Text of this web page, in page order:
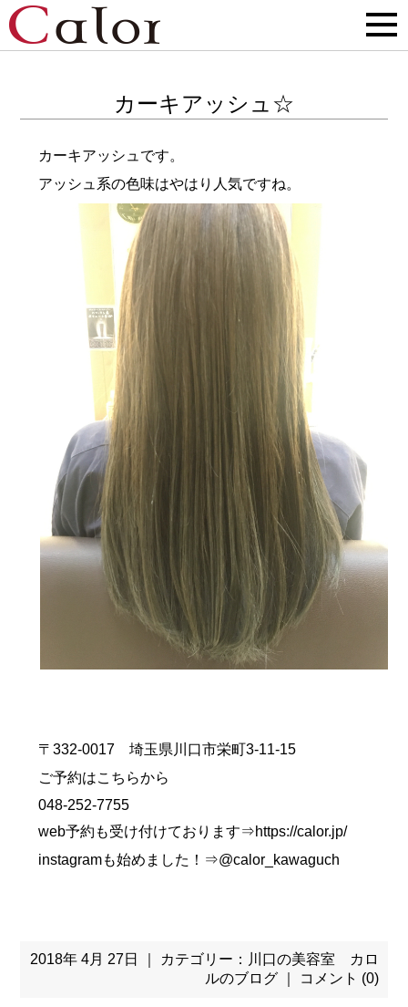
カーキアッシュ☆
カーキアッシュです。
アッシュ系の色味はやはり人気ですね。
〒332-0017 埼玉県川口市栄町3-11-15
ご予約はこちらから
048-252-7755
web予約も受け付けております⇒https://calor.jp/
instagramも始めました！⇒@calor_kawaguch
2018年 4月 27日 ｜ カテゴリー： 川口の美容室 カロ
ルのブログ｜ コメント (0)